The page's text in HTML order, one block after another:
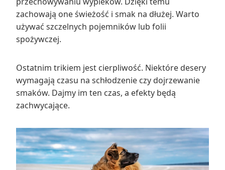
zachowają one świeżość i smak na dłużej. Warto
używać szczelnych pojemników lub folii
spożywczej.
Ostatnim trikiem jest cierpliwość. Niektóre desery
wymagają czasu na schłodzenie czy dojrzewanie
smaków. Dajmy im ten czas, a efekty będą
zachwycające.